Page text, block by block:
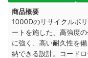
商品概要
1000Dのリサイクルポ
ートを施した、高強度
に強く、高い耐久性を
納できる設計。コード